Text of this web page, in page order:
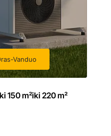
Vanduo
150 m²iki 220 m²